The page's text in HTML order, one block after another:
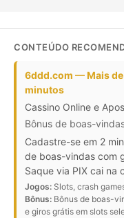
CONTEÚDO
6ddd.com — Mais de
minutos
Cassino Online e
Bônus de boas-
Cadastre-se em 2
de boas-vindas com
Saque via PIX cai na
Jogos: Slots, crash
Bônus: Bônus de boas-
e giros grátis em slots